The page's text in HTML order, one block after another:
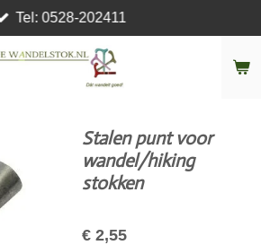
Tel: 0528-202411
Stalen punt voor
wandel/hiking
stokken
€ 2,55